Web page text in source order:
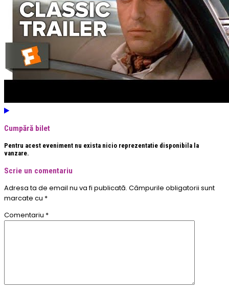
Cumpără bilet
Pentru acest eveniment nu exista nicio reprezentatie disponibila la
vanzare.
Scrie un comentariu
Adresa ta de email nu va fi publicată. Câmpurile obligatorii sunt
marcate cu *
Comentariu *